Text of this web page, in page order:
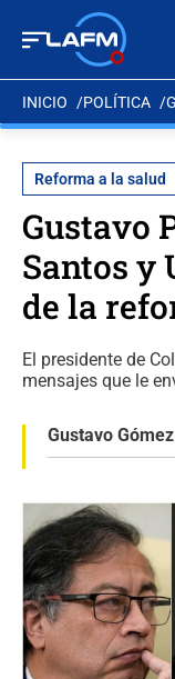
INICIO POLÍTICA
Reforma a la salud
Gustavo
Santos y
de la
El presidente de
mensajes que le
Gustavo